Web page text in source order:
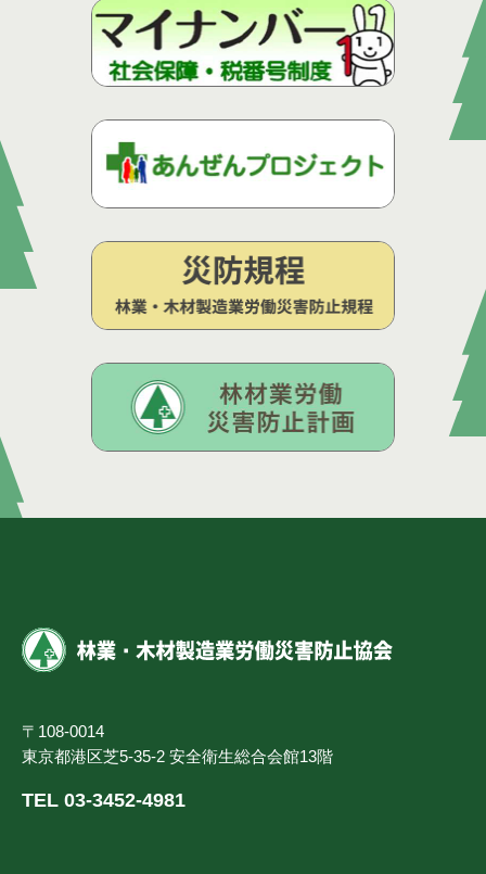
〒108-0014
東京都港区芝5-35-2 安全衛生総合会館13階
TEL 03-3452-4981